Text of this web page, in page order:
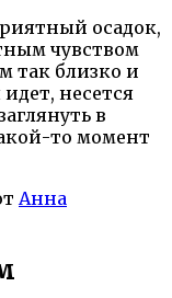
осадок,
чувством
так близко и
несется
в
то момент
Анна